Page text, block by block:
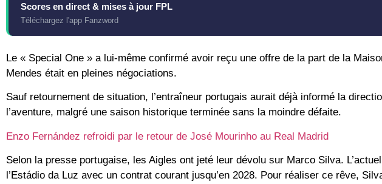
Scores en direct & mises à jour FPL
Téléchargez l'app Fanzword
Le « Special One » a lui-même confirmé avoir reçu une offre de la part de la
Mendes était en pleines négociations.
Sauf retournement de situation, l’entraîneur portugais aurait déjà informé la
l’aventure, malgré une saison historique terminée sans la moindre défaite.
Enzo Fernández refroidi par le retour de José Mourinho au Real Madrid
Selon la presse portugaise, les Aigles ont jeté leur dévolu sur Marco Silva.
l’Estádio da Luz avec un contrat courant jusqu’en 2028. Pour réaliser ce rêve,